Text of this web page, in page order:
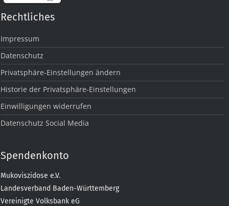
Rechtliches
Impressum
Datenschutz
Privatsphäre-Einstellungen ändern
Historie der Privatsphäre-Einstellungen
Einwilligungen widerrufen
Datenschutz Social Media
Spendenkonto
Mukoviszidose e.V.
Landesverband Baden-Württemberg
Vereinigte Volksbank eG